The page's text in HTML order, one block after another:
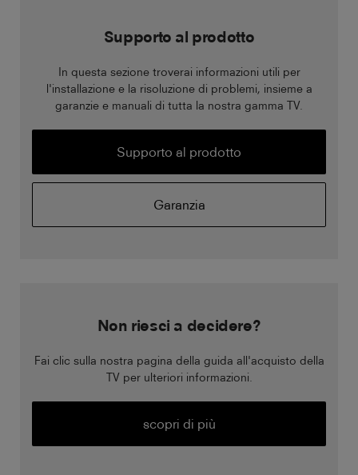
Supporto al prodotto
In questa sezione troverai informazioni utili per
l'installazione e la risoluzione di problemi, insieme a
garanzie e manuali di tutta la nostra gamma TV.
Supporto al prodotto
Garanzia
Non riesci a decidere?
Fai clic sulla nostra pagina della guida all'acquisto della
TV per ulteriori informazioni.
scopri di più